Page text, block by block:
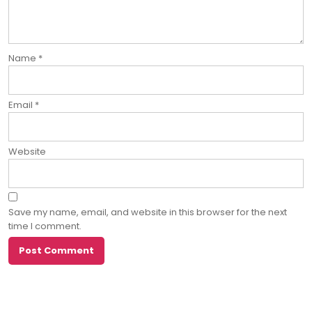
Name *
Email *
Website
Save my name, email, and website in this browser for the next
time I comment.